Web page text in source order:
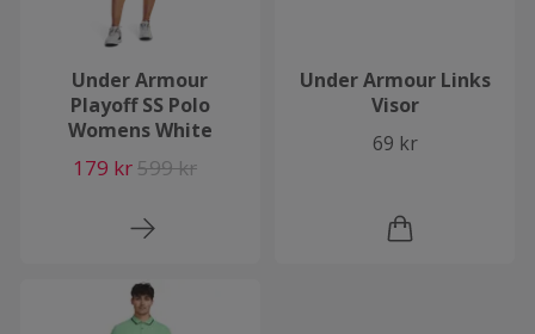
Under Armour
Playoff SS Polo
Womens White
179 kr599 kr
Under Armour Links
Visor
69 kr